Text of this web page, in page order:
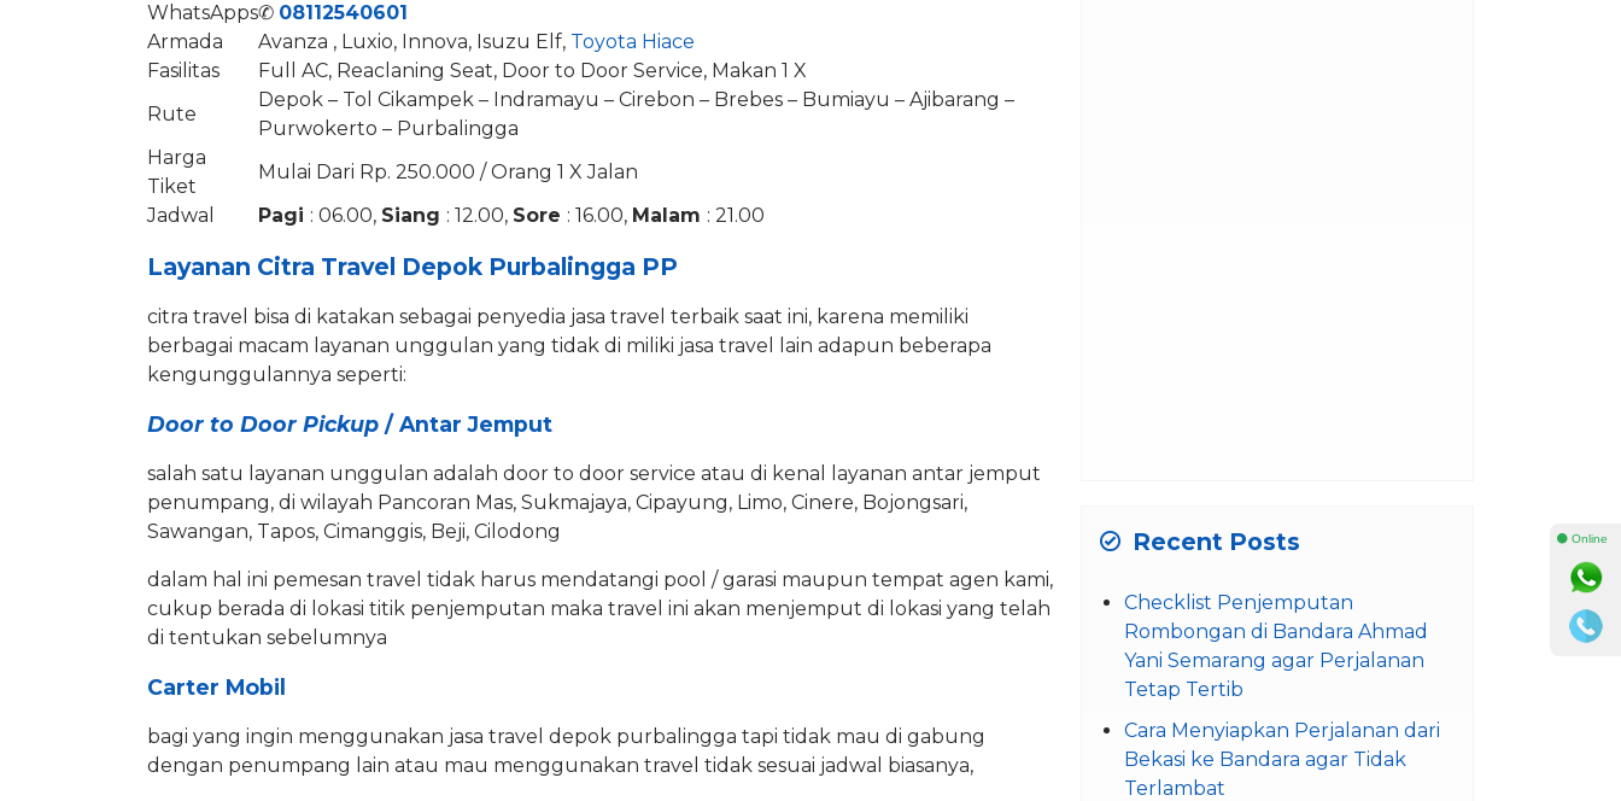
WhatsApps✆ 08112540601
Armada
Avanza , Luxio, Innova, Isuzu Elf, Toyota Hiace
Fasilitas
Full AC, Reaclaning Seat, Door to Door Service, Makan 1 X
Rute
Depok – Tol Cikampek – Indramayu – Cirebon – Brebes – Bumiayu – Ajibarang –
Purwokerto – Purbalingga
Harga
Tiket
Mulai Dari Rp. 250.000 / Orang 1 X Jalan
Jadwal
Pagi : 06.00, Siang : 12.00, Sore : 16.00, Malam : 21.00
Layanan Citra Travel Depok Purbalingga PP
citra travel bisa di katakan sebagai penyedia jasa travel terbaik saat ini, karena memiliki
berbagai macam layanan unggulan yang tidak di miliki jasa travel lain adapun beberapa
kengunggulannya seperti:
Door to Door Pickup / Antar Jemput
salah satu layanan unggulan adalah door to door service atau di kenal layanan antar jemput
penumpang, di wilayah Pancoran Mas, Sukmajaya, Cipayung, Limo, Cinere, Bojongsari,
Sawangan, Tapos, Cimanggis, Beji, Cilodong
dalam hal ini pemesan travel tidak harus mendatangi pool / garasi maupun tempat agen kami,
cukup berada di lokasi titik penjemputan maka travel ini akan menjemput di lokasi yang telah
di tentukan sebelumnya
Carter Mobil
bagi yang ingin menggunakan jasa travel depok purbalingga tapi tidak mau di gabung
dengan penumpang lain atau mau menggunakan travel tidak sesuai jadwal biasanya,
Recent Posts
Checklist Penjemputan
Rombongan di Bandara Ahmad
Yani Semarang agar Perjalanan
Tetap Tertib
Cara Menyiapkan Perjalanan dari
Bekasi ke Bandara agar Tidak
Terlambat
⚫ Online